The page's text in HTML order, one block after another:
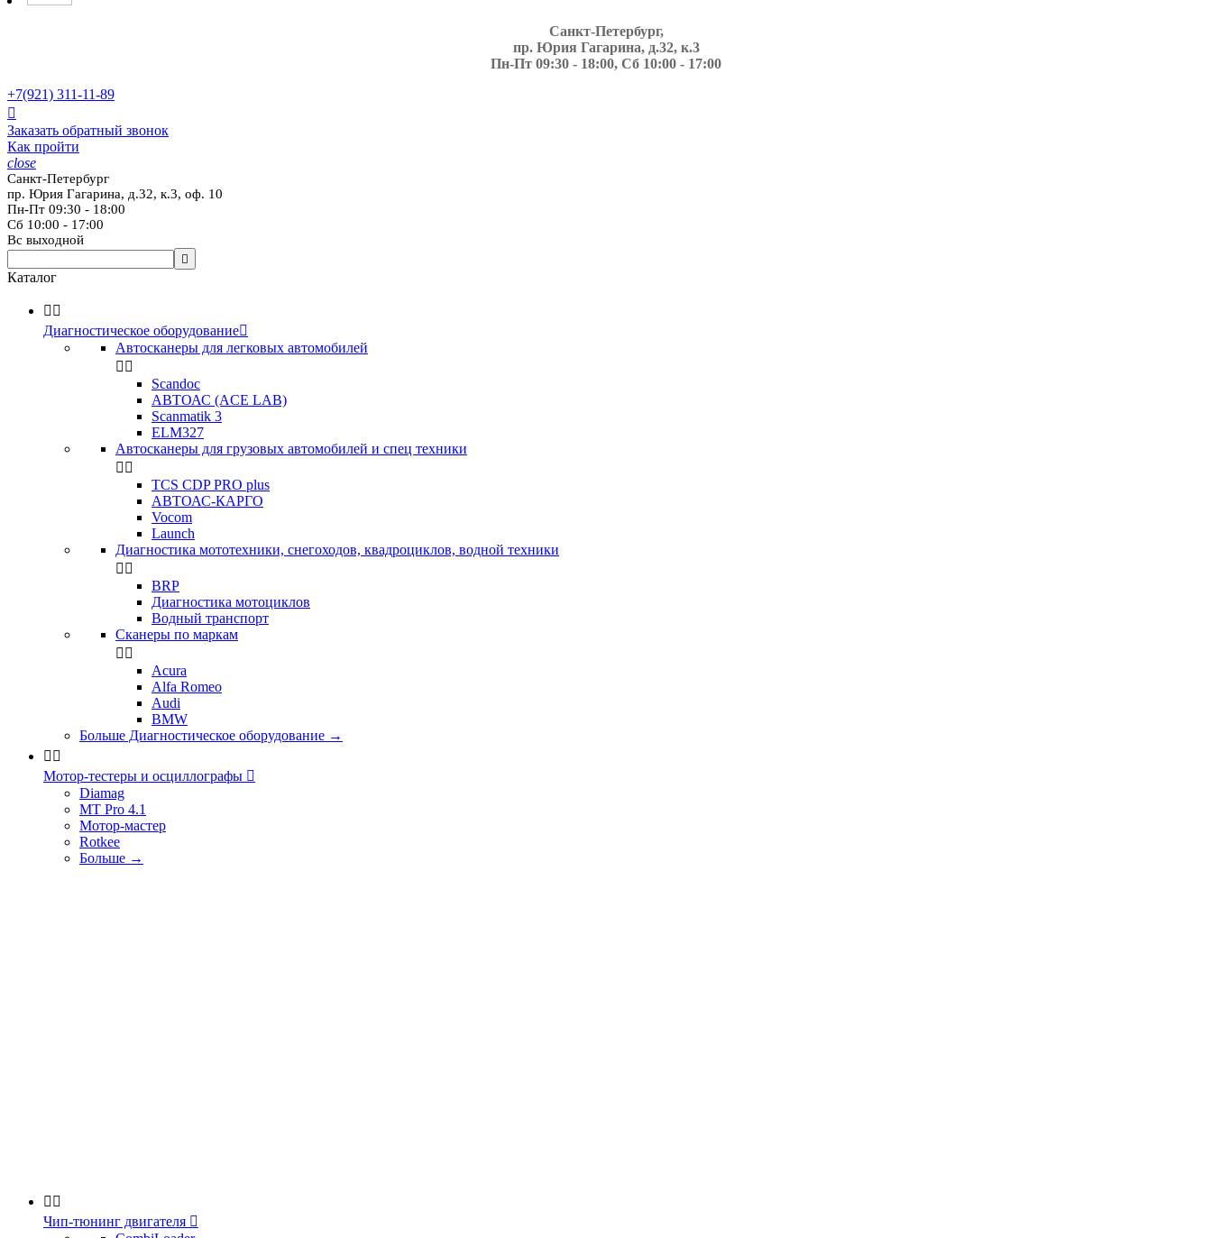
Санкт-Петербург,
пр. Юрия Гагарина, д.32, к.3
Пн-Пт 09:30 - 18:00, Сб 10:00 - 17:00
+7(921) 311-11-89

Заказать обратный звонок
Как пройти
close
Санкт-Петербург
пр. Юрия Гагарина, д.32, к.3, оф. 10
Пн-Пт 09:30 - 18:00
Сб 10:00 - 17:00
Вс выходной

Каталог
 
Диагностическое оборудование
Автосканеры для легковых автомобилей
 
Scandoc
АВТОАС (ACE LAB)
Scanmatik 3
ELM327
Автосканеры для грузовых автомобилей и спец техники
 
TCS CDP PRO plus
АВТОАС-КАРГО
Vocom
Launch
Диагностика мототехники, снегоходов, квадроциклов, водной техники
 
BRP
Диагностика мотоциклов
Водный транспорт
Сканеры по маркам
 
Acura
Alfa Romeo
Audi
BMW
Больше Диагностическое оборудование →
 
Мотор-тестеры и осциллографы 
Diamag
MT Pro 4.1
Мотор-мастер
Rotkee
Больше →
 
Чип-тюнинг двигателя 